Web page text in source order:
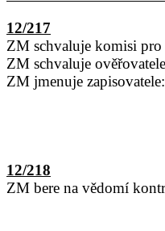
12/217
ZM schvaluje komisi pro
ZM schvaluje
ZM jmenuje
12/218
ZM bere na vědomí